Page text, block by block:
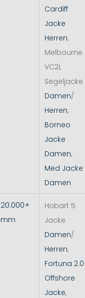
Cardiff
Jacke
Herren,
Melbourne
VC2L
Segeljacke
Damen/
Herren,
Borneo
Jacke
Damen,
Med Jacke
Damen
20.000+
mm
Hobart 5
Jacke
Damen/
Herren,
Fortuna 2.0
Offshore
Jacke,